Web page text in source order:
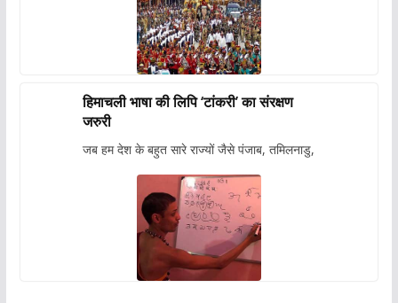
हिमाचली भाषा की लिपि ‘टांकरी’ का संरक्षण
जरुरी
जब हम देश के बहुत सारे राज्यों जैसे पंजाब, तमिलनाडु,